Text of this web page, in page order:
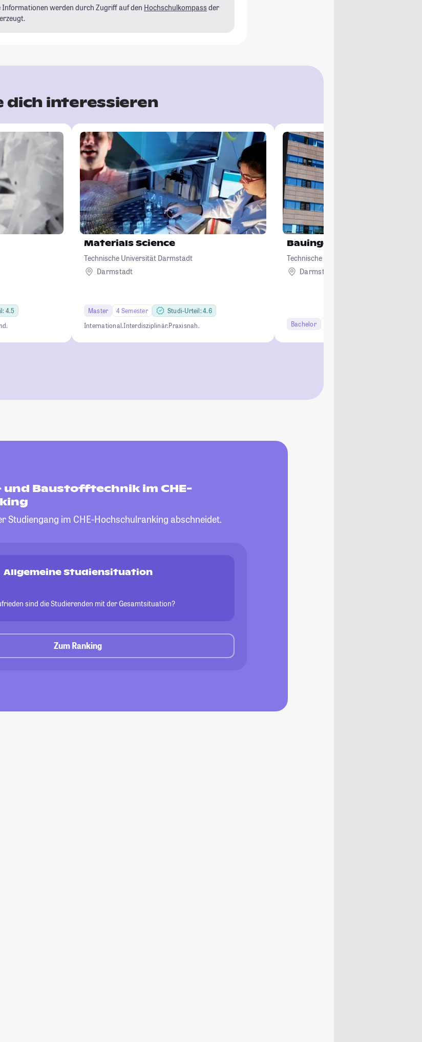
Informationen werden durch Zugriff auf den Hochschulkompass der
dich interessieren
4.5
Materials Science
Technische Universität Darmstadt
Darmstadt
Master 4 Semester
Studi-Urteil: 4.6
International.Interdisziplinär.Praxisnah.
Bauingenieurwesen und
Technische Universität Darmstadt
Darmstadt
Bachelor
und Baustofftechnik im CHE-
Studiengang im CHE-Hochschulranking abschneidet.
Allgemeine Studiensituation
sind die Studierenden mit der Gesamtsituation?
Zum Ranking